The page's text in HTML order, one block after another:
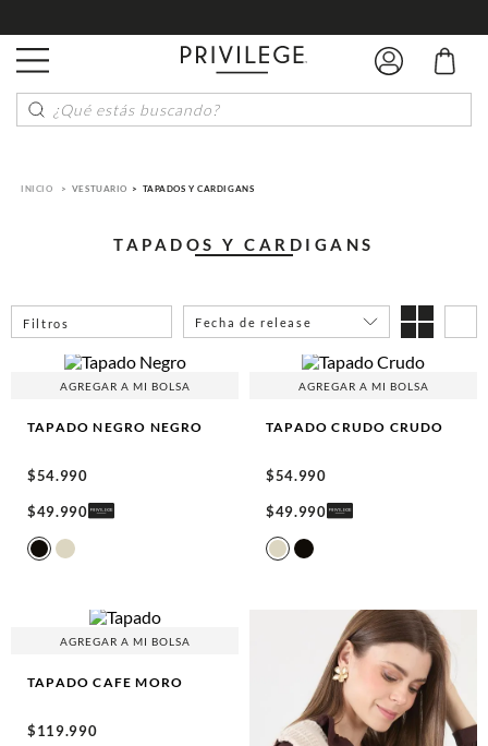
¿Qué estás buscando?
VESTUARIO TAPADOS Y CARDIGANS
TAPADOS Y CARDIGANS
Filtros Fecha de release
AGREGAR A MI BOLSA
TAPADO NEGRO NEGRO
$54.990
$49.990
AGREGAR A MI BOLSA
TAPADO CRUDO CRUDO
$54.990
$49.990
AGREGAR A MI BOLSA
TAPADO CAFE MORO
$119.990